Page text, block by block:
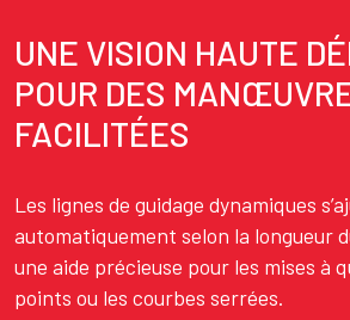
UNE VISION HAUTE
POUR DES
FACILITÉES
Les lignes de guidage dynamiques
automatiquement selon la longueur
une aide précieuse pour les mises à
points ou les courbes serrées.